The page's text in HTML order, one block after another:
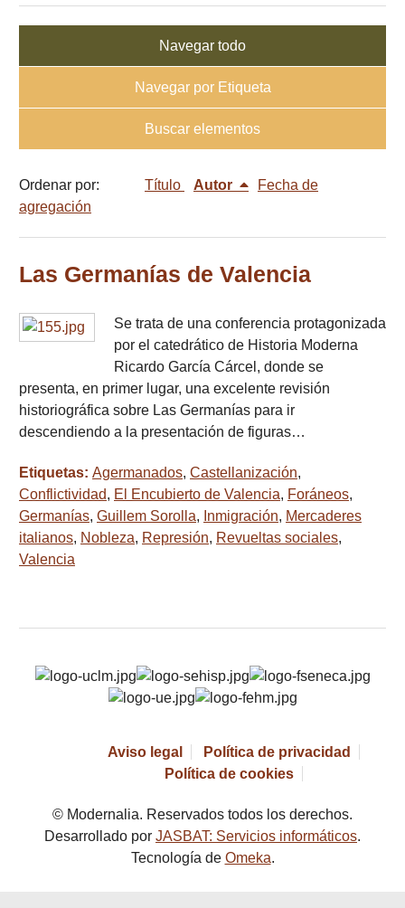
Navegar todo
Navegar por Etiqueta
Buscar elementos
Ordenar por: Título Autor
Fecha de
agregación
Las Germanías de Valencia
Se trata de una conferencia protagonizada
por el catedrático de Historia Moderna
Ricardo García Cárcel, donde se
presenta, en primer lugar, una excelente revisión
historiográfica sobre Las Germanías para ir
descendiendo a la presentación de figuras…
Etiquetas: Agermanados, Castellanización,
Conflictividad, El Encubierto de Valencia, Foráneos,
Germanías, Guillem Sorolla, Inmigración, Mercaderes
italianos, Nobleza, Represión, Revueltas sociales,
Valencia
Aviso legal
Política de privacidad
Política de cookies
© Modernalia. Reservados todos los derechos.
Desarrollado por JASBAT: Servicios informáticos.
Tecnología de Omeka.